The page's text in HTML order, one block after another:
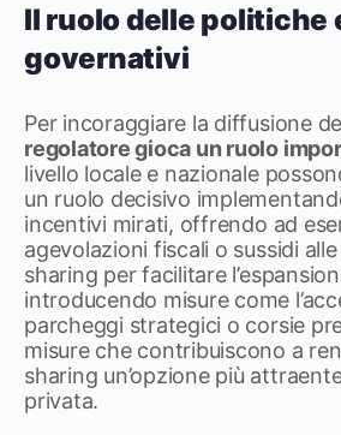
Il ruolo delle politiche
governativi
Per incoraggiare la diffusione
regolatore gioca un ruolo
livello locale e nazionale
un ruolo decisivo
incentivi mirati, offrendo ad
agevolazioni fiscali o sussidi
sharing per facilitare
introducendo misure come
parcheggi strategici o corsie
misure che contribuiscono a
sharing un’opzione più
privata.